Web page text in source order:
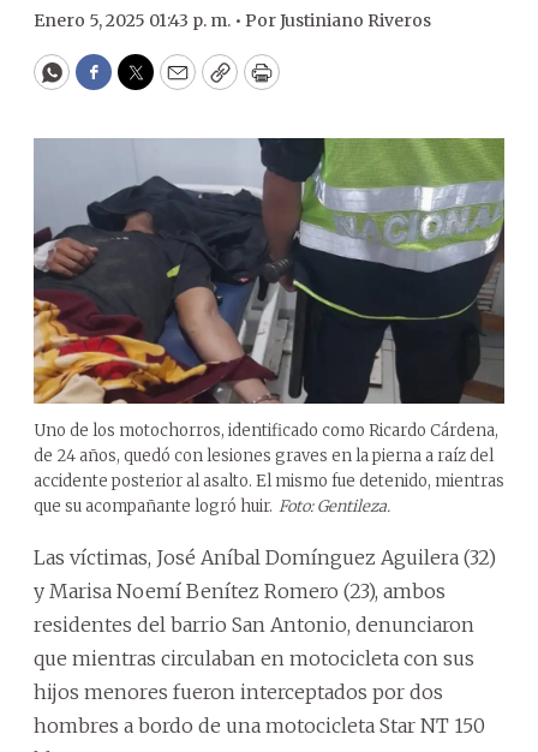
Enero 5, 2025 01:43 p. m. • PorJustiniano Riveros
WhatsApp
Facebook
Twitter
EmailCopyPrint
Uno de los motochorros, identificado como Ricardo Cárdena,
de 24 años, quedó con lesiones graves en la pierna a raíz del
accidente posterior al asalto. El mismo fue detenido, mientras
que su acompañante logró huir. Foto: Gentileza.
Las víctimas, José Aníbal Domínguez Aguilera (32)
y Marisa Noemí Benítez Romero (23), ambos
residentes del barrio San Antonio, denunciaron
que mientras circulaban en motocicleta con sus
hijos menores fueron interceptados por dos
hombres a bordo de una motocicleta Star NT 150